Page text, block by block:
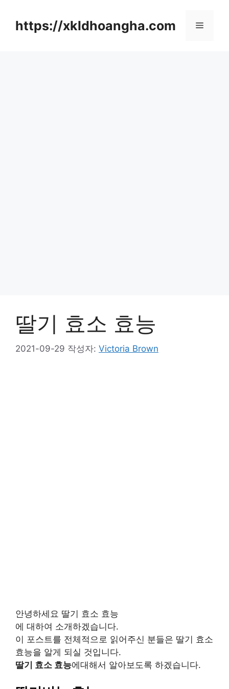
https://xkldhoangha.com 메
딸기 효소 효능
2021-09-29 작성자: Victoria Brown
안녕하세요 딸기 효소 효능
에 대하여 소개하겠습니다.
이 포스트를 전체적으로 읽어주신 분들은 딸기 효소
효능을 알게 되실 것입니다.
딸기 효소 효능에대해서 알아보도록 하겠습니다.